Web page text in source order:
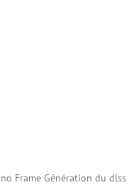
Frame Génération du dlss